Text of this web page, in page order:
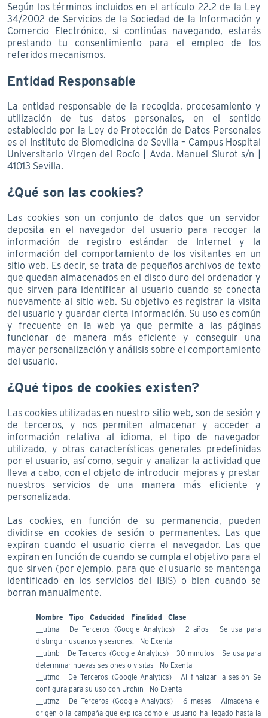
Según los términos incluidos en el artículo 22.2 de la Ley
34/2002 de Servicios de la Sociedad de la Información y
Comercio Electrónico, si continúas navegando, estarás
prestando tu consentimiento para el empleo de los
referidos mecanismos.
Entidad Responsable
La entidad responsable de la recogida, procesamiento y
utilización de tus datos personales, en el sentido
establecido por la Ley de Protección de Datos Personales
es el Instituto de Biomedicina de Sevilla – Campus Hospital
Universitario Virgen del Rocío | Avda. Manuel Siurot s/n |
41013 Sevilla.
¿Qué son las cookies?
Las cookies son un conjunto de datos que un servidor
deposita en el navegador del usuario para recoger la
información de registro estándar de Internet y la
información del comportamiento de los visitantes en un
sitio web. Es decir, se trata de pequeños archivos de texto
que quedan almacenados en el disco duro del ordenador y
que sirven para identificar al usuario cuando se conecta
nuevamente al sitio web. Su objetivo es registrar la visita
del usuario y guardar cierta información. Su uso es común
y frecuente en la web ya que permite a las páginas
funcionar de manera más eficiente y conseguir una
mayor personalización y análisis sobre el comportamiento
del usuario.
¿Qué tipos de cookies existen?
Las cookies utilizadas en nuestro sitio web, son de sesión y
de terceros, y nos permiten almacenar y acceder a
información relativa al idioma, el tipo de navegador
utilizado, y otras características generales predefinidas
por el usuario, así como, seguir y analizar la actividad que
lleva a cabo, con el objeto de introducir mejoras y prestar
nuestros servicios de una manera más eficiente y
personalizada.
Las cookies, en función de su permanencia, pueden
dividirse en cookies de sesión o permanentes. Las que
expiran cuando el usuario cierra el navegador. Las que
expiran en función de cuando se cumpla el objetivo para el
que sirven (por ejemplo, para que el usuario se mantenga
identificado en los servicios del IBiS) o bien cuando se
borran manualmente.
Nombre - Tipo - Caducidad - Finalidad - Clase
__utma - De Terceros (Google Analytics) - 2 años - Se usa para
distinguir usuarios y sesiones. - No Exenta
__utmb - De Terceros (Google Analytics) - 30 minutos - Se usa para
determinar nuevas sesiones o visitas - No Exenta
__utmc - De Terceros (Google Analytics) - Al finalizar la sesión Se
configura para su uso con Urchin - No Exenta
__utmz - De Terceros (Google Analytics) - 6 meses - Almacena el
origen o la campaña que explica cómo el usuario ha llegado hasta la